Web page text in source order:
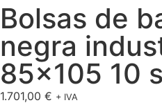
Bolsas de
negra
85×105 10
1.701,00 € + IVA